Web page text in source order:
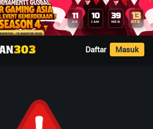
11
HR
10
JAM
39
MEN
13
DTK
Daftar Masuk